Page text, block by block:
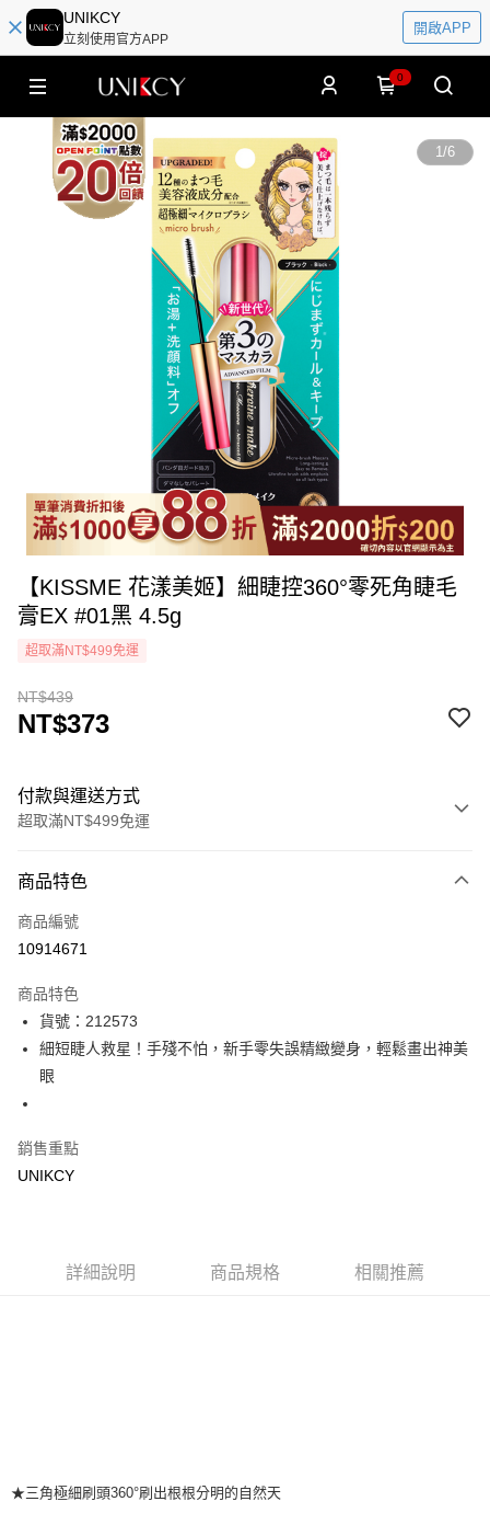
UNIKCY
立刻使用官方APP
開啟APP
0
1/6
【KISSME 花漾美姬】細睫控360°零死角睫毛
膏EX #01黑 4.5g
超取滿NT$499免運
NT$439
NT$373
付款與運送方式
超取滿NT$499免運
icash Pay
信用卡一次付款
LINE Pay
Apple Pay
悠遊付
Google Pay
7-11取貨付款［需3-5個工作天不含預購商品］
商品特色
商品編號
10914671
商品特色
貨號：212573
細短睫人救星！手殘不怕，新手零失誤精緻變身，輕鬆畫出神美
眼
銷售重點
UNIKCY
詳細說明 商品規格 相關推薦
★三角極細刷頭360°刷出根根分明的自然天